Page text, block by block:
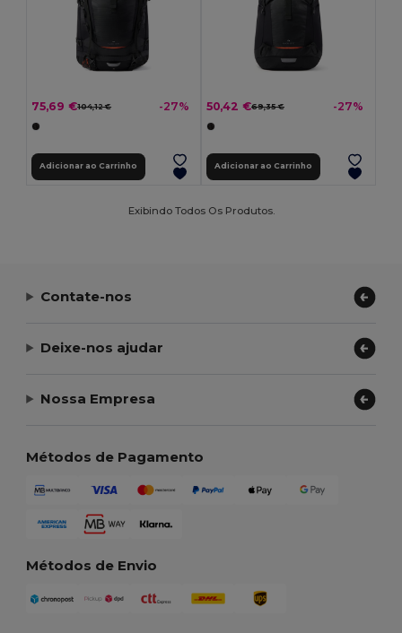
75,69 €104,12 € -27%
Adicionar ao Carrinho
50,42 €69,35 € -27%
Adicionar ao Carrinho
Exibindo Todos Os Produtos.
Contate-nos
Deixe-nos ajudar
Nossa Empresa
Métodos de Pagamento
Métodos de Envio